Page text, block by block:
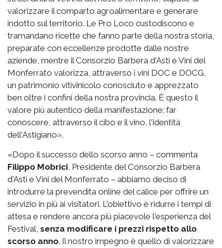
valorizzare il comparto agroalimentare e generare
indotto sul territorio. Le Pro Loco custodiscono e
tramandano ricette che fanno parte della nostra storia,
preparate con eccellenze prodotte dalle nostre
aziende, mentre il Consorzio Barbera d'Asti e Vini del
Monferrato valorizza, attraverso i vini DOC e DOCG,
un patrimonio vitivinicolo conosciuto e apprezzato
ben oltre i confini della nostra provincia. È questo il
valore più autentico della manifestazione: far
conoscere, attraverso il cibo e il vino, l'identità
dell'Astigiano».
«Dopo il successo dello scorso anno – commenta
Filippo Mobrici, Presidente del Consorzio Barbera
d'Asti e Vini del Monferrato – abbiamo deciso di
introdurre la prevendita online del calice per offrire un
servizio in più ai visitatori. L'obiettivo è ridurre i tempi di
attesa e rendere ancora più piacevole l'esperienza del
Festival, senza modificare i prezzi rispetto allo
scorso anno. Il nostro impegno è quello di valorizzare